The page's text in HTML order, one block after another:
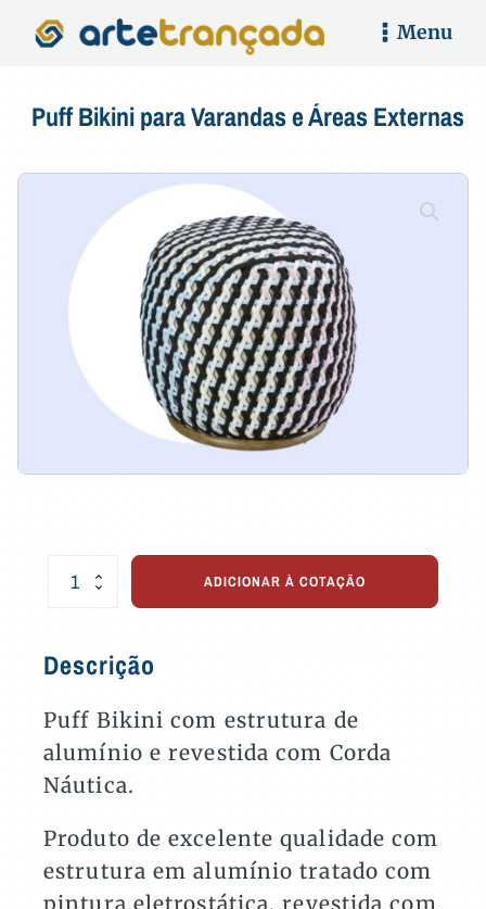
Menu
Puff Bikini para Varandas e Áreas Externas
Puff
e
quantidade
ADICIONAR À COTAÇÃO
Descrição
Puff Bikini com estrutura de
alumínio e revestida com Corda
Náutica.
Produto de excelente qualidade com
estrutura em alumínio tratado com
pintura eletrostática, revestida com